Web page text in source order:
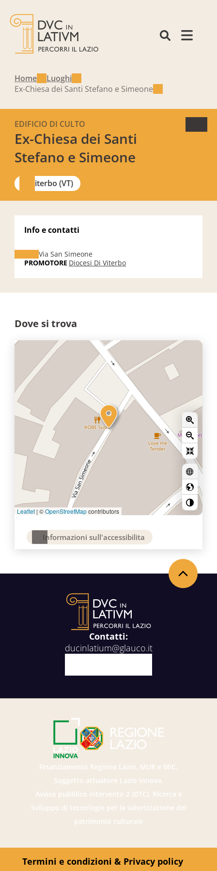
Home
Luoghi
Ex-Chiesa dei Santi Stefano e Simeone
Ex-Chiesa dei Santi
Stefano e Simeone
EDIFICIO DI CULTO
Viterbo (VT)
Info e contatti
Via San Simeone
PROMOTORE Diocesi Di Viterbo
Dove si trova
Leaflet | ©OpenStreetMapcontributors
Informazioni sull'accessibilita
Contatti:
ducinlatium@glauco.it
Finanziamento Regione Lazio, MUR e MiC.
Soggetto attuatore Lazio Innova.
Avviso pubblico intervento 2 (DTC). Ricerca e
Sviluppo di tecnologie per la valorizzazione del
patrimonio culturale
Termini e condizioni & Privacy policy
Torna in alto